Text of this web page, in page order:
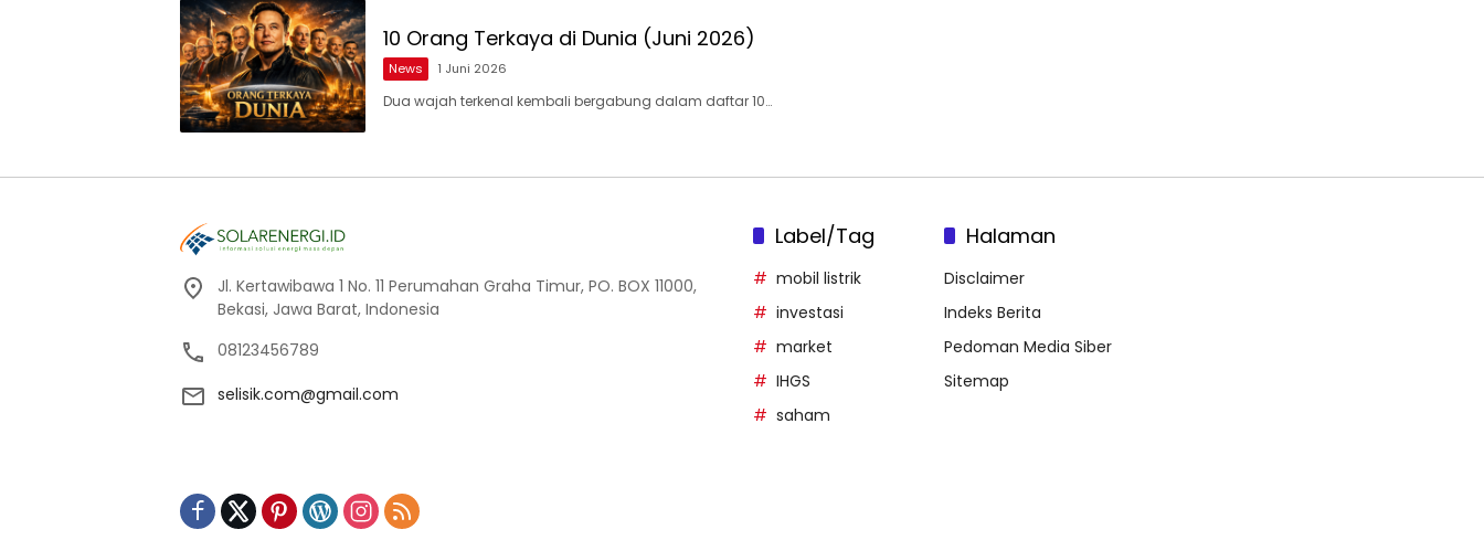
10 Orang Terkaya di Dunia (Juni 2026)
News 1 Juni 2026
Dua wajah terkenal kembali bergabung dalam daftar 10…
Jl. Kertawibawa 1 No. 11 Perumahan Graha Timur, PO. BOX 11000,
Bekasi, Jawa Barat, Indonesia
08123456789
selisik.com@gmail.com
Label/Tag
mobil listrik
investasi
market
IHGS
saham
Halaman
Disclaimer
Indeks Berita
Pedoman Media Siber
Sitemap